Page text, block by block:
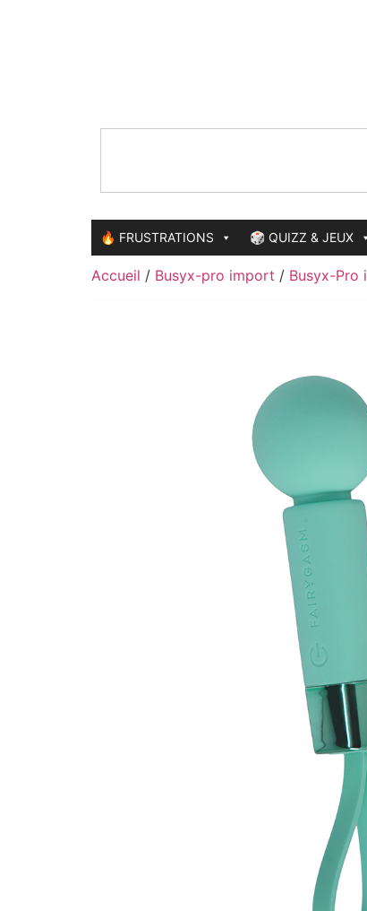
🔥 FRUSTRATIONS 🎲 QUIZZ & JEUX
Accueil / Busyx-pro import / Busyx-Pro